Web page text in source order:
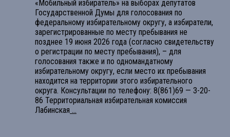
«Мобильный избиратель» на выборах депутатов
Государственной Думы для голосования по
федеральному избирательному округу, а избиратели,
зарегистрированные по месту пребывания не
позднее 19 июня 2026 года (согласно свидетельству
о регистрации по месту пребывания), – для
голосования также и по одномандатному
избирательному округу, если место их пребывания
находится на территории этого избирательного
округа. Консультации по телефону: 8(861)69 — 3-20-
86 Территориальная избирательная комиссия
Лабинская ...